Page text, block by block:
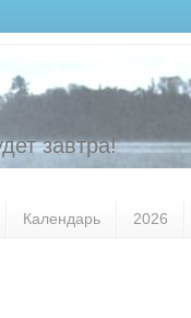
завтра!
Календарь 2026